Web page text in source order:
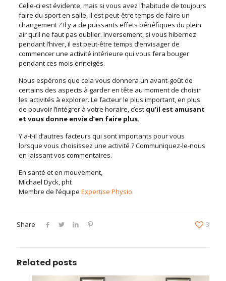
Celle-ci est évidente, mais si vous avez l’habitude de toujours
faire du sport en salle, il est peut-être temps de faire un
changement ? Il y a de puissants effets bénéfiques du plein
air qu’il ne faut pas oublier. Inversement, si vous hibernez
pendant l’hiver, il est peut-être temps d’envisager de
commencer une activité intérieure qui vous fera bouger
pendant ces mois enneigés.
Nous espérons que cela vous donnera un avant-goût de
certains des aspects à garder en tête au moment de choisir
les activités à explorer. Le facteur le plus important, en plus
de pouvoir l’intégrer à votre horaire, c’est qu’il est amusant
et vous donne envie d’en faire plus.
Y a-t-il d’autres facteurs qui sont importants pour vous
lorsque vous choisissez une activité ? Communiquez-le-nous
en laissant vos commentaires.
En santé et en mouvement,
Michael Dyck, pht
Membre de l’équipe Expertise Physio
Share 3
Related posts